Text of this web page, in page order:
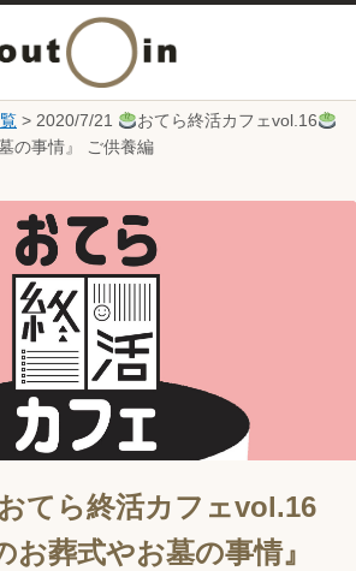
> 2020/7/21
おてら終活カフェvol.16
の事情』 ご供養編
おてら終活カフェvol.16
お葬式やお墓の事情』